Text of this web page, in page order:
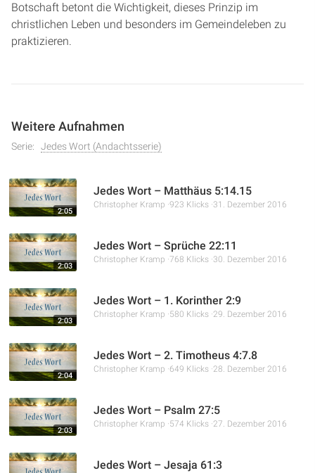
Botschaft betont die Wichtigkeit, dieses Prinzip im
christlichen Leben und besonders im Gemeindeleben zu
praktizieren.
Weitere Aufnahmen
Serie: Jedes Wort (Andachtsserie)
2:05
Jedes Wort – Matthäus 5:14.15
Christopher Kramp 923 Klicks 31. Dezember 2016
2:03
Jedes Wort – Sprüche 22:11
Christopher Kramp 768 Klicks 30. Dezember 2016
2:03
Jedes Wort – 1. Korinther 2:9
Christopher Kramp 580 Klicks 29. Dezember 2016
2:04
Jedes Wort – 2. Timotheus 4:7.8
Christopher Kramp 649 Klicks 28. Dezember 2016
2:03
Jedes Wort – Psalm 27:5
Christopher Kramp 574 Klicks 27. Dezember 2016
Jedes Wort – Jesaja 61:3